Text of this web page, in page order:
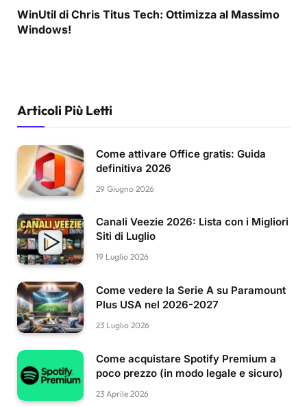
WinUtil di Chris Titus Tech: Ottimizza al Massimo
Windows!
Articoli Più Letti
Come attivare Office gratis: Guida
definitiva 2026
29 Giugno 2026
Canali Veezie 2026: Lista con i Migliori
Siti di Luglio
19 Luglio 2026
Come vedere la Serie A su Paramount
Plus USA nel 2026-2027
23 Luglio 2026
Come acquistare Spotify Premium a
poco prezzo (in modo legale e sicuro)
23 Aprile 2026